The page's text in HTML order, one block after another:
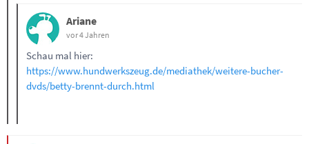
Ariane
vor 4 Jahren
Schau mal hier:
https://www.hundwerkszeug.de/mediathek/weitere-bucher-
dvds/betty-brennt-durch.html